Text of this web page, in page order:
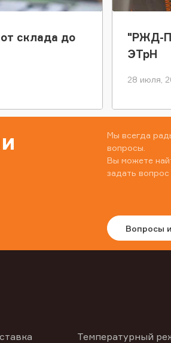
склада до
"РЖД-
ЭТрН
28 июля,
Мы всегда
вопросы.
Вы можете
задать
Вопросы
Температурный